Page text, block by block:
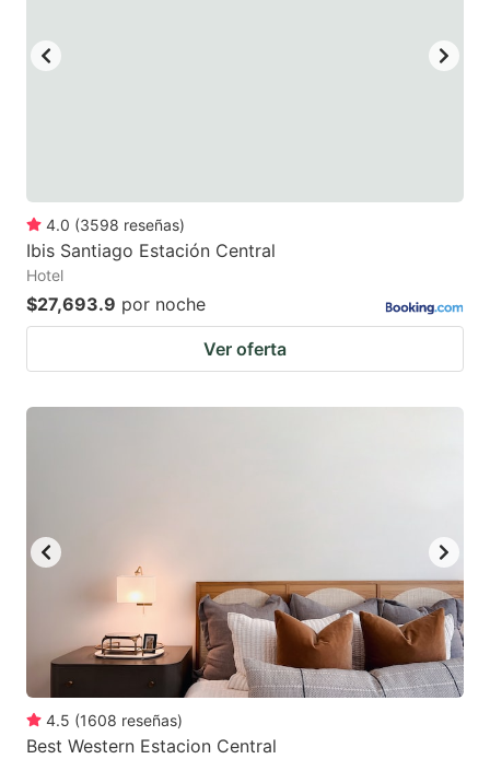
4.0 (3598 reseñas)
Ibis Santiago Estación Central
Hotel
$27,693.9 por noche
Ver oferta
4.5 (1608 reseñas)
Best Western Estacion Central